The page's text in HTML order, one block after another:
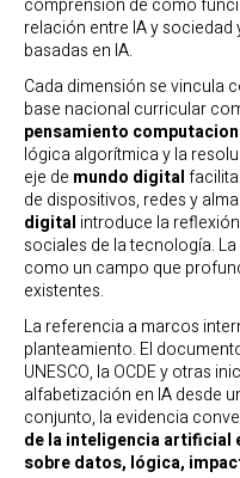
comprensión de cómo
relación entre IA y
basadas en IA.
Cada dimensión se vincula
base nacional curricular
pensamiento
lógica algorítmica y la
eje de mundo digital
de dispositivos, redes y
digital introduce la
sociales de la tecnología.
como un campo que
existentes.
La referencia a marcos
planteamiento. El
UNESCO, la OCDE y otras
alfabetización en IA desde
conjunto, la evidencia
de la inteligencia artificial
sobre datos, lógica,